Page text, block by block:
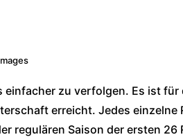
einfacher zu verfolgen. Es ist für
erreicht. Jedes einzelne
regulären Saison der ersten 26